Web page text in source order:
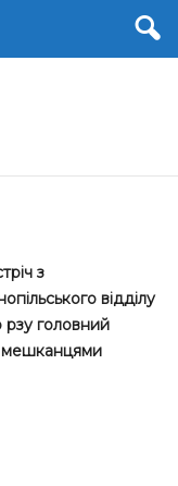
з
відділу
рзу головний
мешканцями